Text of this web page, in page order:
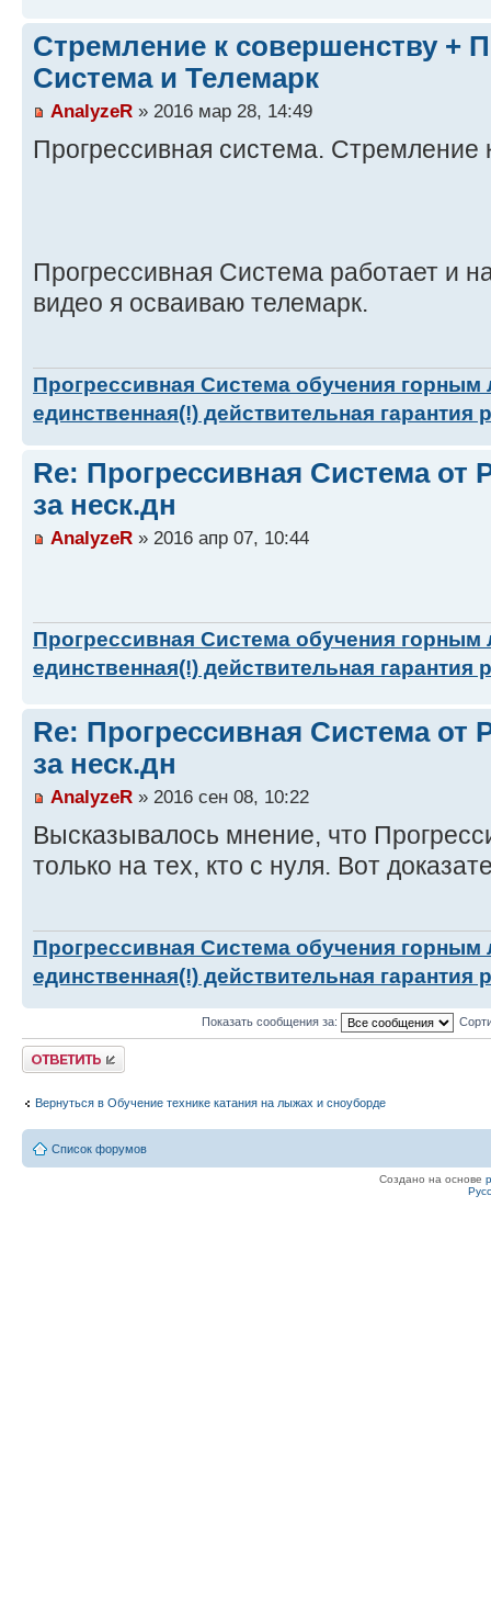
Стремление к совершенству +
Система и Телемарк
AnalyzeR » 2016 мар 28, 14:49
Прогрессивная система. Стремление
Прогрессивная Система работает и
видео я осваиваю телемарк.
Прогрессивная Система обучения
единственная(!) действительная гарантия
Re: Прогрессивная Система от
за неск.дн
AnalyzeR » 2016 апр 07, 10:44
Прогрессивная Система обучения
единственная(!) действительная гарантия
Re: Прогрессивная Система от
за неск.дн
AnalyzeR » 2016 сен 08, 10:22
Высказывалось мнение, что
только на тех, кто с нуля. Вот
Прогрессивная Система обучения
единственная(!) действительная гарантия
Показать сообщения за:
Ответить
Вернуться в Обучение технике катания на лыжах и сноуборде
Список форумов
Создано на основе